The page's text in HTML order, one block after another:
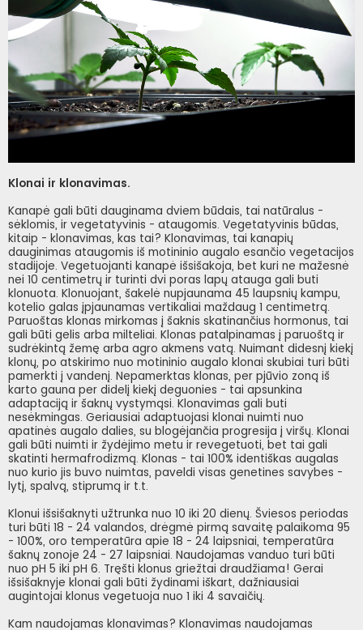
Klonai ir klonavimas.
Kanapė gali būti dauginama dviem būdais, tai natūralus -
sėklomis, ir vegetatyvinis - ataugomis. Vegetatyvinis būdas,
kitaip - klonavimas, kas tai? Klonavimas, tai kanapių
dauginimas ataugomis iš motininio augalo esančio vegetacijos
stadijoje. Vegetuojanti kanapė išsišakoja, bet kuri ne mažesnė
nei 10 centimetrų ir turinti dvi poras lapų atauga gali buti
klonuota. Klonuojant, šakelė nupjaunama 45 laupsnių kampu,
kotelio galas įpjaunamas vertikaliai maždaug 1 centimetrą.
Paruoštas klonas mirkomas į šaknis skatinančius hormonus, tai
gali būti gelis arba milteliai. Klonas patalpinamas į paruoštą ir
sudrėkintą žemę arba agro akmens vatą. Nuimant didesnį kiekį
klonų, po atskirimo nuo motininio augalo klonai skubiai turi būti
pamerkti į vandenį. Nepamerktas klonas, per pjūvio zoną iš
karto gauna per didelį kiekį deguonies - tai apsunkina
adaptaciją ir šaknų vystymąsi. Klonavimas gali buti
nesėkmingas. Geriausiai adaptuojasi klonai nuimti nuo
apatinės augalo dalies, su blogėjančia progresija į viršų. Klonai
gali būti nuimti ir žydėjimo metu ir revegetuoti, bet tai gali
skatinti hermafrodizmą. Klonas - tai 100% identiškas augalas
nuo kurio jis buvo nuimtas, paveldi visas genetines savybes -
lytį, spalvą, stiprumą ir t.t.
Klonui išsišaknyti užtrunka nuo 10 iki 20 dienų. Šviesos periodas
turi būti 18 - 24 valandos, drėgmė pirmą savaitę palaikoma 95
- 100%, oro temperatūra apie 18 - 24 laipsniai, temperatūra
šaknų zonoje 24 - 27 laipsniai. Naudojamas vanduo turi būti
nuo pH 5 iki pH 6. Tręšti klonus griežtai draudžiama! Gerai
išsišaknyje klonai gali būti žydinami iškart, dažniausiai
augintojai klonus vegetuoja nuo 1 iki 4 savaičių.
Kam naudojamas klonavimas? Klonavimas naudojamas